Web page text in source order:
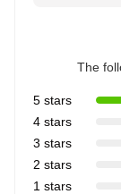
The
5 stars
4 stars
3 stars
2 stars
1 stars